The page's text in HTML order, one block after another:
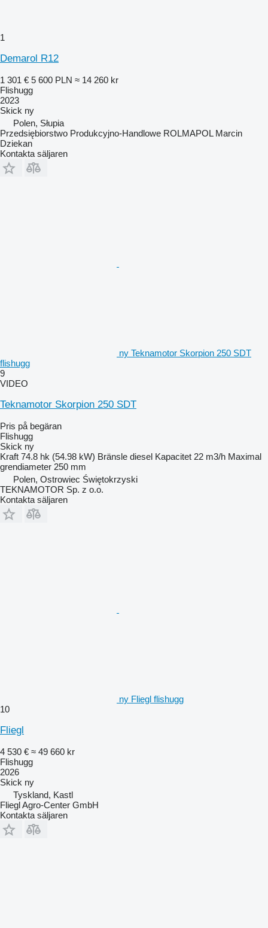
1
Demarol R12
1 301 € 5 600 PLN ≈ 14 260 kr
Flishugg
2023
Skick ny
Polen, Słupia
Przedsiębiorstwo Produkcyjno-Handlowe ROLMAPOL Marcin
Dziekan
Kontakta säljaren
ny Teknamotor Skorpion 250 SDT
flishugg
9
VIDEO
Teknamotor Skorpion 250 SDT
Pris på begäran
Flishugg
Skick ny
Kraft 74.8 hk (54.98 kW) Bränsle diesel Kapacitet 22 m3/h Maximal
grendiameter 250 mm
Polen, Ostrowiec Świętokrzyski
TEKNAMOTOR Sp. z o.o.
Kontakta säljaren
ny Fliegl flishugg
10
Fliegl
4 530 € ≈ 49 660 kr
Flishugg
2026
Skick ny
Tyskland, Kastl
Fliegl Agro-Center GmbH
Kontakta säljaren